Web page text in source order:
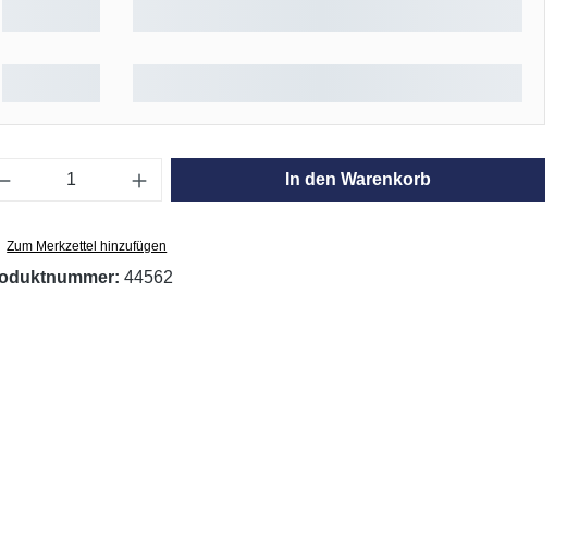
Anzahl: Gib den gewünschten Wert ein
In den Warenkorb
Zum Merkzettel hinzufügen
44562